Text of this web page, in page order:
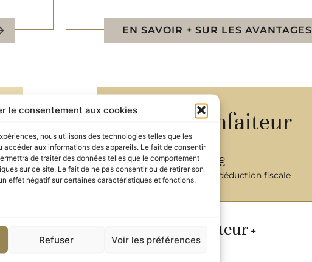
le consentement aux cookies
nous utilisons des technologies telles que les
aux informations des appareils. Le fait de consentir
de traiter des données telles que le comportement
sur ce site. Le fait de ne pas consentir ou de retirer son
effet négatif sur certaines caractéristiques et fonctions.
Refuser Voir les préférences
EN SAVOIR + SUR LES AVANTAGES
Grand Bienfaiteur​
à partir de 5000 €
Coût réel : 1700 € après déduction fiscale
Donateur +